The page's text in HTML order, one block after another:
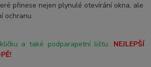
přinese nejen plynulé otevírání okna, ale
ochranu.
a také podparapetní lištu. NEJLEPŠÍ